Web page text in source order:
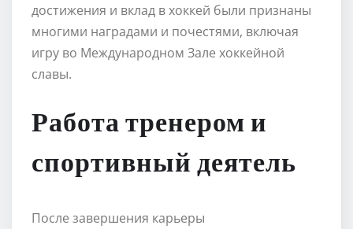
достижения и вклад в хоккей были признаны
многими наградами и почестями, включая
игру во Международном Зале хоккейной
славы.
Работа тренером и
спортивный деятель
После завершения карьеры